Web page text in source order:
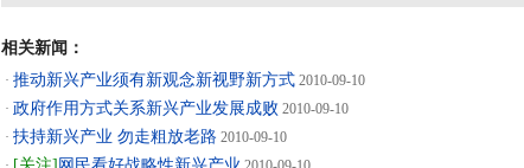
相关新闻：
· 推动新兴产业须有新观念新视野新方式 2010-09-10
· 政府作用方式关系新兴产业发展成败 2010-09-10
· 扶持新兴产业 勿走粗放老路 2010-09-10